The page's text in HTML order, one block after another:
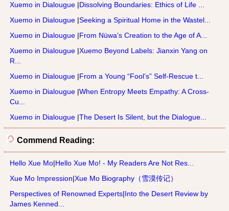
Xuemo in Dialougue |Dissolving Boundaries: Ethics of Life ...
Xuemo in Dialougue |Seeking a Spiritual Home in the Wastel...
Xuemo in Dialougue |From Nüwa’s Creation to the Age of A...
Xuemo in Dialougue |Xuemo Beyond Labels: Jianxin Yang on
R...
Xuemo in Dialougue |From a Young “Fool’s” Self-Rescue t...
Xuemo in Dialougue |When Entropy Meets Empathy: A Cross-
Cu...
Xuemo in Dialougue |The Desert Is Silent, but the Dialogue...
Commend Reading:
Hello Xue Mo|Hello Xue Mo! - My Readers Are Not Res...
Xue Mo Impression|Xue Mo Biography（雪漠传记）
Perspectives of Renowned Experts|Into the Desert Review by
James Kenned...